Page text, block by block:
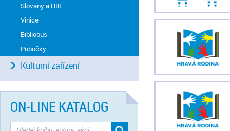
Slovany a HIK
Vinice
Bibliobus
Pobočky
Kulturní zařízení
ON-LINE KATALOG